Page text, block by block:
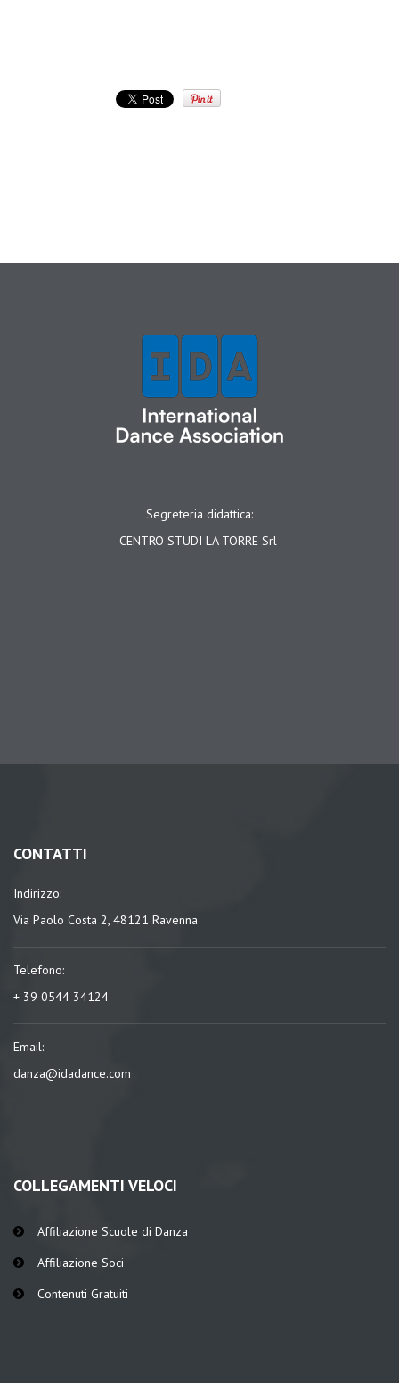
Segreteria didattica:
CENTRO STUDI LA TORRE Srl
CONTATTI
Indirizzo:
Via Paolo Costa 2, 48121 Ravenna
Telefono:
+ 39 0544 34124
Email:
danza@idadance.com
COLLEGAMENTI VELOCI
Affiliazione Scuole di Danza
Affiliazione Soci
Contenuti Gratuiti